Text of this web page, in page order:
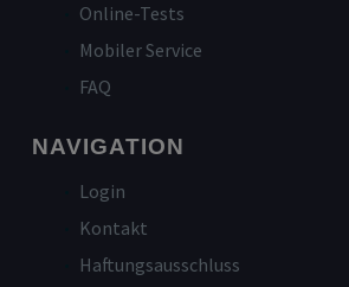
Online-Tests
Mobiler Service
FAQ
NAVIGATION
Login
Kontakt
Haftungsausschluss